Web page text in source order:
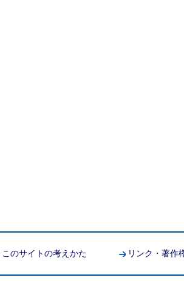
このサイトの考えかた リンク・著作